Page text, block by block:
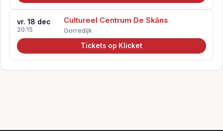
vr. 18 dec
20:15
Cultureel Centrum De Skâns
Gorredijk
Tickets op Klicket